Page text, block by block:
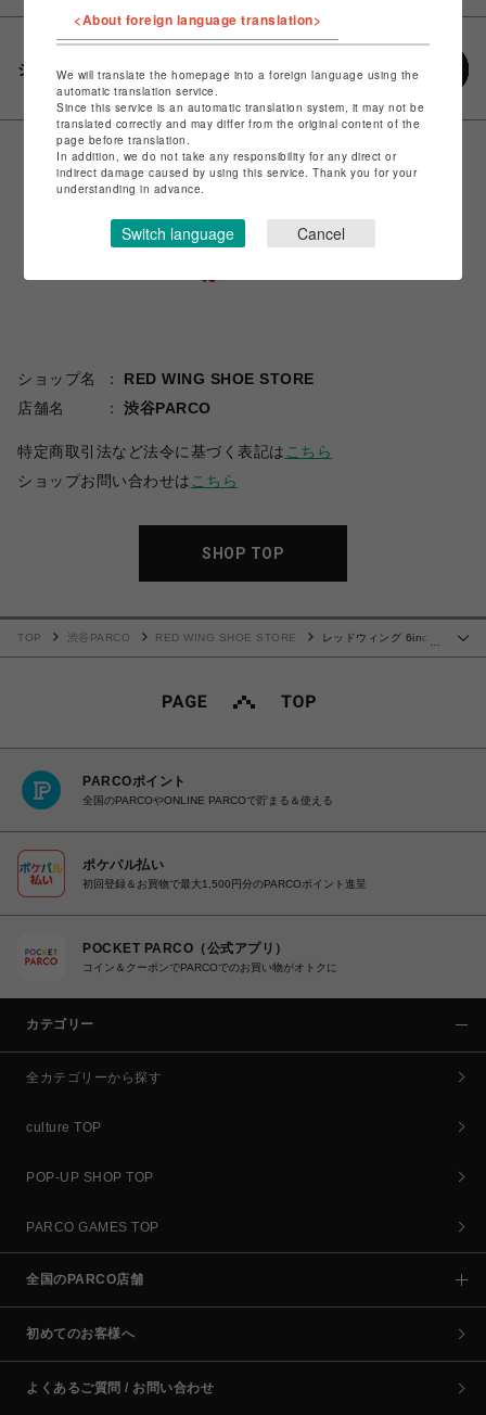
シェアする
ショップ名
RED WING SHOE STORE
店舗名
渋谷PARCO
特定商取引法など法令に基づく表記は こちら
ショップお問い合わせは こちら
SHOP TOP
TOP 渋谷PARCO RED WING SHOE STORE
レッドウィング 6inch
PARCOポイント
全国のPARCOやONLINE PARCOで貯まる＆使える
ポケパル払い
初回登録＆お買物で最大1,500円分のPARCOポイント進呈
POCKET PARCO（公式アプリ）
コイン＆クーポンでPARCOでのお買い物がオトクに
カテゴリー
全カテゴリーから探す
culture TOP
POP-UP SHOP TOP
PARCO GAMES TOP
全国のPARCO店舗
初めてのお客様へ
よくあるご質問 / お問い合わせ
<About foreign language translation>
We will translate the homepage into a foreign language using the
automatic translation service.
Since this service is an automatic translation system, it may not be
translated correctly and may differ from the original content of the
page before translation.
In addition, we do not take any responsibility for any direct or
indirect damage caused by using this service. Thank you for your
understanding in advance.
Switch language Cancel